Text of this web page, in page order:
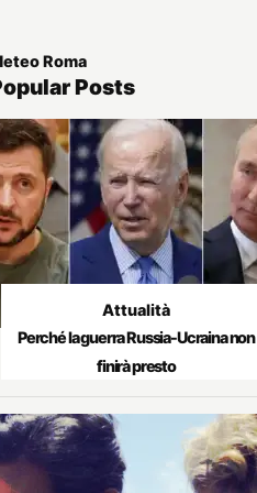
Roma
Posts
Attualità
Perché la guerra Russia-Ucraina non
finirà presto